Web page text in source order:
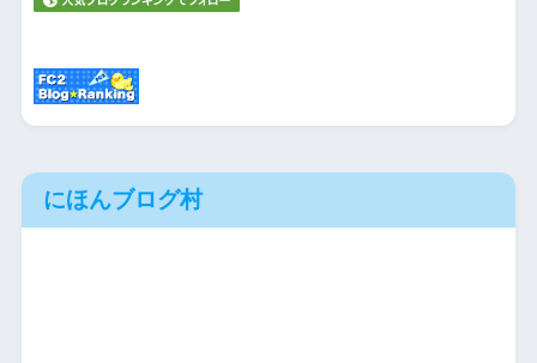
にほんブログ村